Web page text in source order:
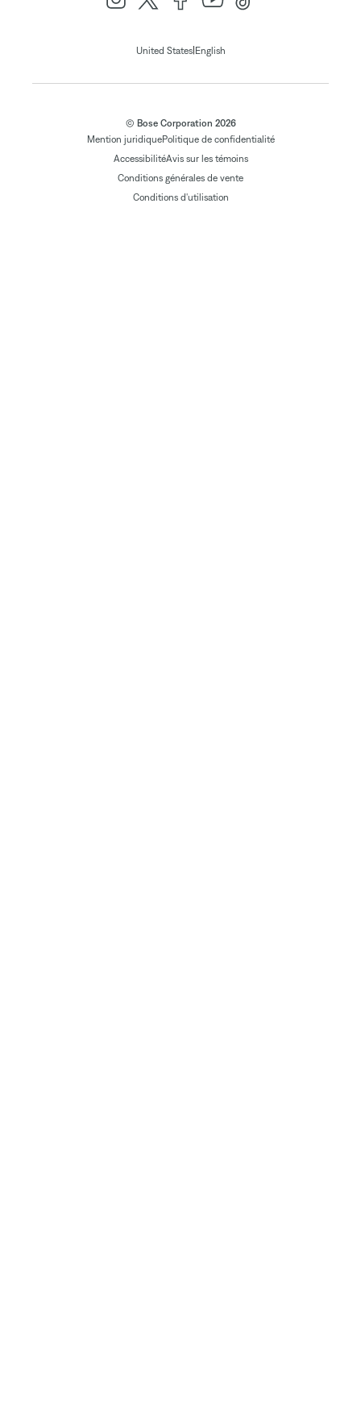
United States| English
© Bose Corporation 2026
Mention juridiquePolitique de confidentialité
AccessibilitéAvis sur les témoins
Conditions générales de vente
Conditions d'utilisation